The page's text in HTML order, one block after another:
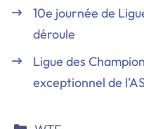
10e journée de
déroule
Ligue des
exceptionnel de